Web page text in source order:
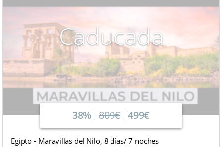
Caducada
38% 809€ 499€
Egipto - Maravillas del Nilo, 8 días/ 7 noches